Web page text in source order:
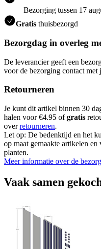
Bezorging tussen 17
Gratis thuisbezorgd
Bezorgdag in overleg
De leverancier geeft een
voor de bezorging contact met
Retourneren
Je kunt dit artikel binnen 30
halen voor €4.95 ofgratis
overretourneren.
Let op: De bedenktijd en het
op maat gemaakte artikelen
planten.
Meer informatie over de
Vaak samen